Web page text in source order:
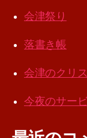
会津祭り
落書き帳
会津のクリ
今夜のサー